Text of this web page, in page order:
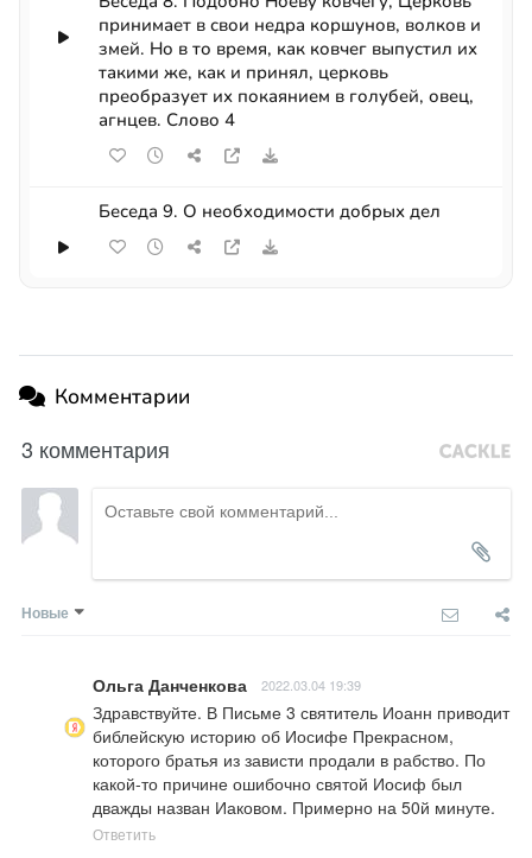
принимает в свои недра коршунов, волков и
змей. Но в то время, как ковчег выпустил их
такими же, как и принял, церковь
преобразует их покаянием в голубей, овец,
агнцев. Слово 4
Беседа 9. О необходимости добрых дел
Комментарии
3 комментария
Новые
Ольга Данченкова 2022.03.04 19:39
Здравствуйте. В Письме 3 святитель Иоанн приводит
библейскую историю об Иосифе Прекрасном,
которого братья из зависти продали в рабство. По
какой-то причине ошибочно святой Иосиф был
дважды назван Иаковом. Примерно на 50й минуте.
Ответить